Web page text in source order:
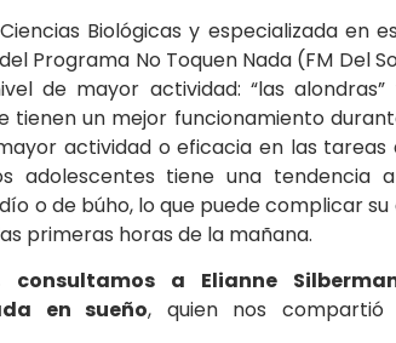
Biológicas y especializada en
Programa No Toquen Nada (FM Del
de mayor actividad: “las alondras”
tienen un mejor funcionamiento
actividad o eficacia en las tareas
adolescentes tiene una tendencia
o de búho, lo que puede complicar
primeras horas de la mañana.
consultamos a Elianne
en sueño, quien nos